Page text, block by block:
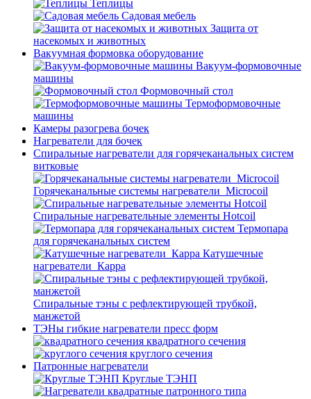
Теплицы
Садовая мебель
Защита от
насекомых и животных
Вакуумная формовка оборудование
Вакуум-формовочные
машины
Формовочный стол
Термоформовочные
машины
Камеры разогрева бочек
Нагреватели для бочек
Спиральные нагреватели для горячеканальных систем
витковые
Горячеканальные системы нагреватели_Microcoil
Спиральные нагревательные элементы Hotcoil
Термопара
для горячеканальных систем
Катушечные
нагреватели_Карра
Спиральные тэны с рефлектирующей трубкой,
манжетой
ТЭНы гибкие нагреватели пресс форм
квадратного сечения
круглого сечения
Патронные нагреватели
Круглые ТЭНП